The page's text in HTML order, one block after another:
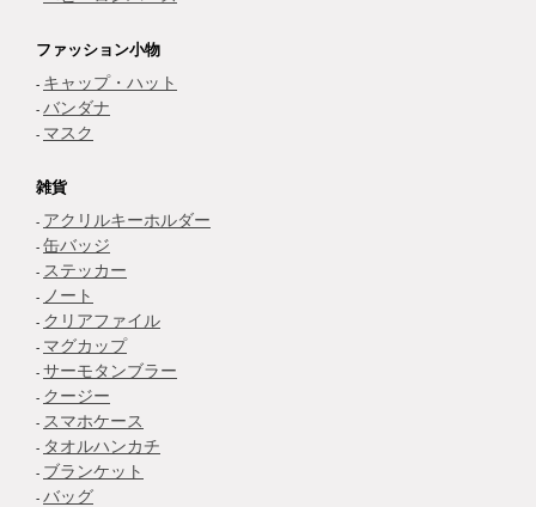
ファッション小物
キャップ・ハット
バンダナ
マスク
雑貨
アクリルキーホルダー
缶バッジ
ステッカー
ノート
クリアファイル
マグカップ
サーモタンブラー
クージー
スマホケース
タオルハンカチ
ブランケット
バッグ